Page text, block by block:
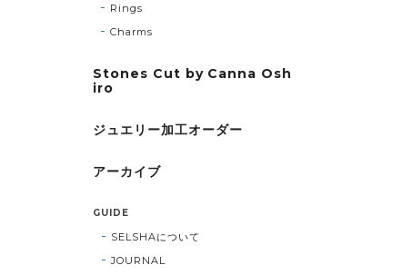
Rings
Charms
Stones Cut by Canna Osh
iro
ジュエリー加工オーダー
アーカイブ
GUIDE
SELSHAについて
JOURNAL